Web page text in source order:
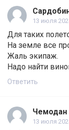
13 июля
Для таких
На земле все
Жаль экипаж.
Надо найти
Ответить
Чемодан
13 июля